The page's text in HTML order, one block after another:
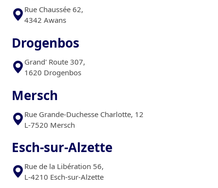
Rue Chaussée 62,
4342 Awans
Drogenbos
Grand' Route 307,
1620 Drogenbos
Mersch
Rue Grande-Duchesse Charlotte, 12
L-7520 Mersch
Esch-sur-Alzette
Rue de la Libération 56,
L-4210 Esch-sur-Alzette